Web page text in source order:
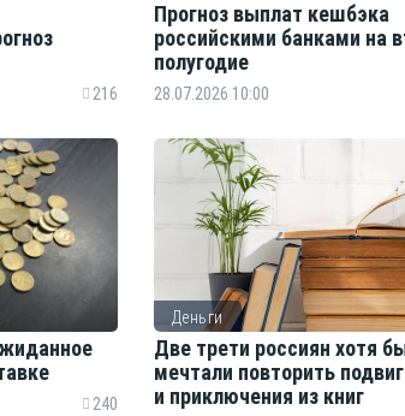
216
Прогноз выплат кешбэка
российскими банками на
полугодие
28.07.2026 10:00
240
Деньги
Две трети россиян хотя
мечтали повторить
и приключения из книг